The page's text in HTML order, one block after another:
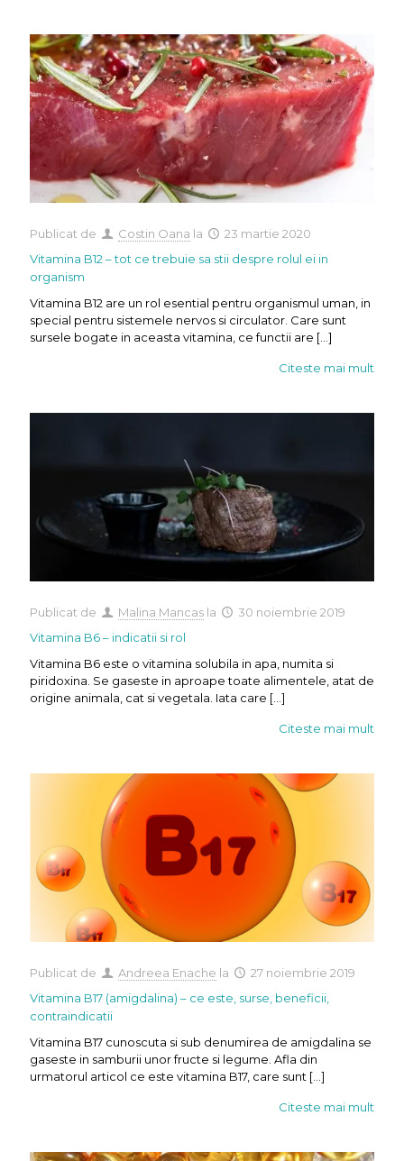
Publicat de Costin Oana la
23 martie 2020
Vitamina B12 – tot ce trebuie sa stii despre rolul ei in
organism
Vitamina B12 are un rol esential pentru organismul uman, in
special pentru sistemele nervos si circulator. Care sunt
sursele bogate in aceasta vitamina, ce functii are […]
Citeste mai mult
Publicat de Malina Mancas la
30 noiembrie 2019
Vitamina B6 – indicatii si rol
Vitamina B6 este o vitamina solubila in apa, numita si
piridoxina. Se gaseste in aproape toate alimentele, atat de
origine animala, cat si vegetala. Iata care […]
Citeste mai mult
Publicat de Andreea Enache la
27 noiembrie 2019
Vitamina B17 (amigdalina) – ce este, surse, beneficii,
contraindicatii
Vitamina B17 cunoscuta si sub denumirea de amigdalina se
gaseste in samburii unor fructe si legume. Afla din
urmatorul articol ce este vitamina B17, care sunt […]
Citeste mai mult